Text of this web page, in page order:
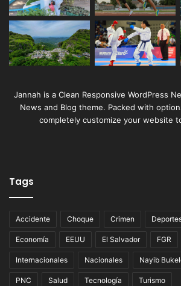
Jannah is a Clean Responsive WordPress
News and Blog theme. Packed with
completely customize your website
Tags
Accidente Choque Crimen
Economía EEUU El Salvador FGR
Internacionales Nacionales Nayib
PNC Salud Tecnología Turismo